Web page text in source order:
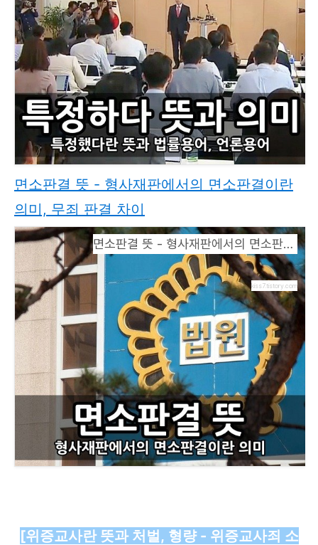
면소판결 뜻 - 형사재판에서의 면소판결이란
의미, 무죄 판결 차이
면소판결 뜻 - 형사재판에서의 면소판결이란 의미, 무죄 판결 차이
kiss7.tistory.com
[위증교사란 뜻과 처벌, 형량 - 위증교사죄 소